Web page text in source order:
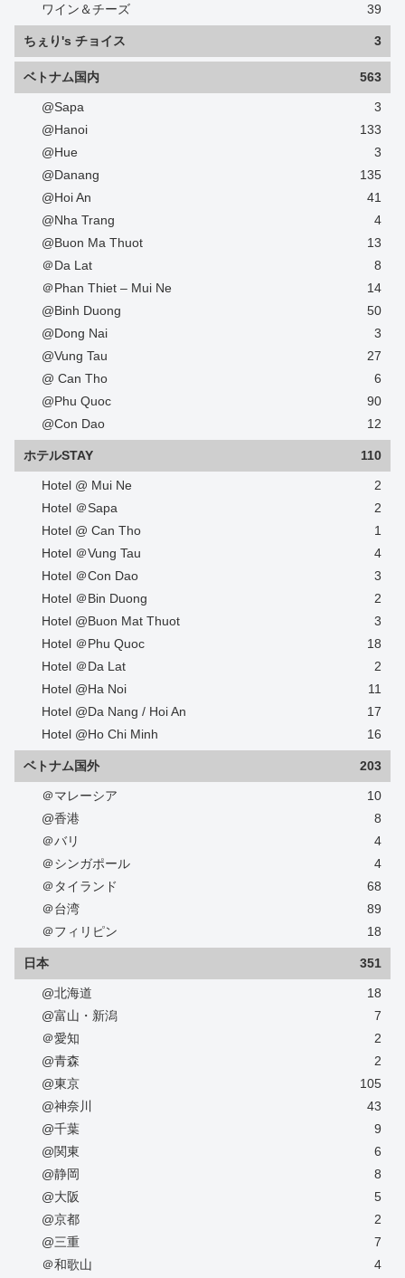
ワイン＆チーズ
39
ちぇり's チョイス 3
ベトナム国内 563
@Sapa
3
@Hanoi
133
@Hue
3
@Danang
135
@Hoi An
41
@Nha Trang
4
@Buon Ma Thuot
13
＠Da Lat
8
＠Phan Thiet – Mui Ne
14
@Binh Duong
50
@Dong Nai
3
@Vung Tau
27
@ Can Tho
6
@Phu Quoc
90
@Con Dao
12
ホテルSTAY 110
Hotel @ Mui Ne
2
Hotel ＠Sapa
2
Hotel @ Can Tho
1
Hotel ＠Vung Tau
4
Hotel ＠Con Dao
3
Hotel ＠Bin Duong
2
Hotel @Buon Mat Thuot
3
Hotel ＠Phu Quoc
18
Hotel ＠Da Lat
2
Hotel @Ha Noi
11
Hotel @Da Nang / Hoi An
17
Hotel @Ho Chi Minh
16
ベトナム国外 203
＠マレーシア
10
@香港
8
＠バリ
4
＠シンガポール
4
＠タイランド
68
＠台湾
89
＠フィリピン
18
日本 351
@北海道
18
@富山・新潟
7
＠愛知
2
@青森
2
@東京
105
@神奈川
43
@千葉
9
@関東
6
@静岡
8
@大阪
5
@京都
2
@三重
7
＠和歌山
4